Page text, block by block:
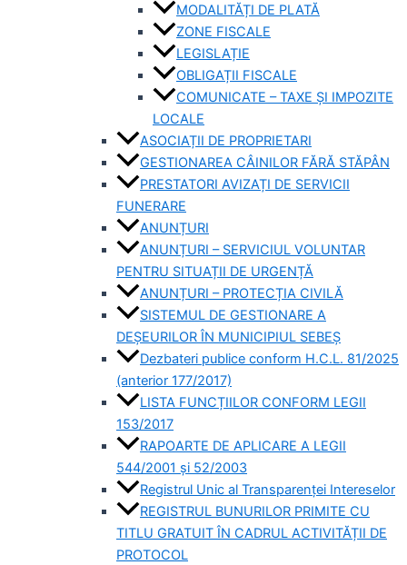
MODALITĂȚI DE PLATĂ
ZONE FISCALE
LEGISLAȚIE
OBLIGAȚII FISCALE
COMUNICATE – TAXE ȘI IMPOZITE
LOCALE
ASOCIAȚII DE PROPRIETARI
GESTIONAREA CÂINILOR FĂRĂ STĂPÂN
PRESTATORI AVIZAȚI DE SERVICII
FUNERARE
ANUNȚURI
ANUNȚURI – SERVICIUL VOLUNTAR
PENTRU SITUAȚII DE URGENȚĂ
ANUNȚURI – PROTECȚIA CIVILĂ
SISTEMUL DE GESTIONARE A
DEȘEURILOR ÎN MUNICIPIUL SEBEȘ
Dezbateri publice conform H.C.L. 81/2025
(anterior 177/2017)
LISTA FUNCȚIILOR CONFORM LEGII
153/2017
RAPOARTE DE APLICARE A LEGII
544/2001 și 52/2003
Registrul Unic al Transparenței Intereselor
REGISTRUL BUNURILOR PRIMITE CU
TITLU GRATUIT ÎN CADRUL ACTIVITĂȚII DE
PROTOCOL